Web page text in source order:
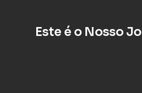
Este é o Nosso